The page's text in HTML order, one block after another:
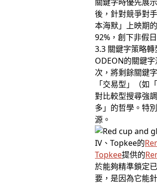
後，針對競爭對
本海默」上映期
92%，創下非假
3.3 關鍵字策略
ODEON的關鍵
次，將剩餘關鍵
「交易型」（如
對比較型搜尋強
多」的哲學。特
源。
IV、Topkee的
Topkee提供的
於能夠精準鎖定
要，是因為它能